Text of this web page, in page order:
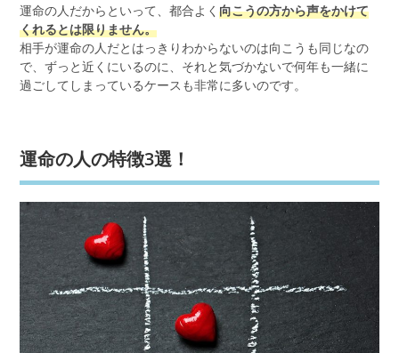
運命の人だからといって、都合よく向こうの方から声をかけて
くれるとは限りません。
相手が運命の人だとはっきりわからないのは向こうも同じなの
で、ずっと近くにいるのに、それと気づかないで何年も一緒に
過ごしてしまっているケースも非常に多いのです。
運命の人の特徴3選！